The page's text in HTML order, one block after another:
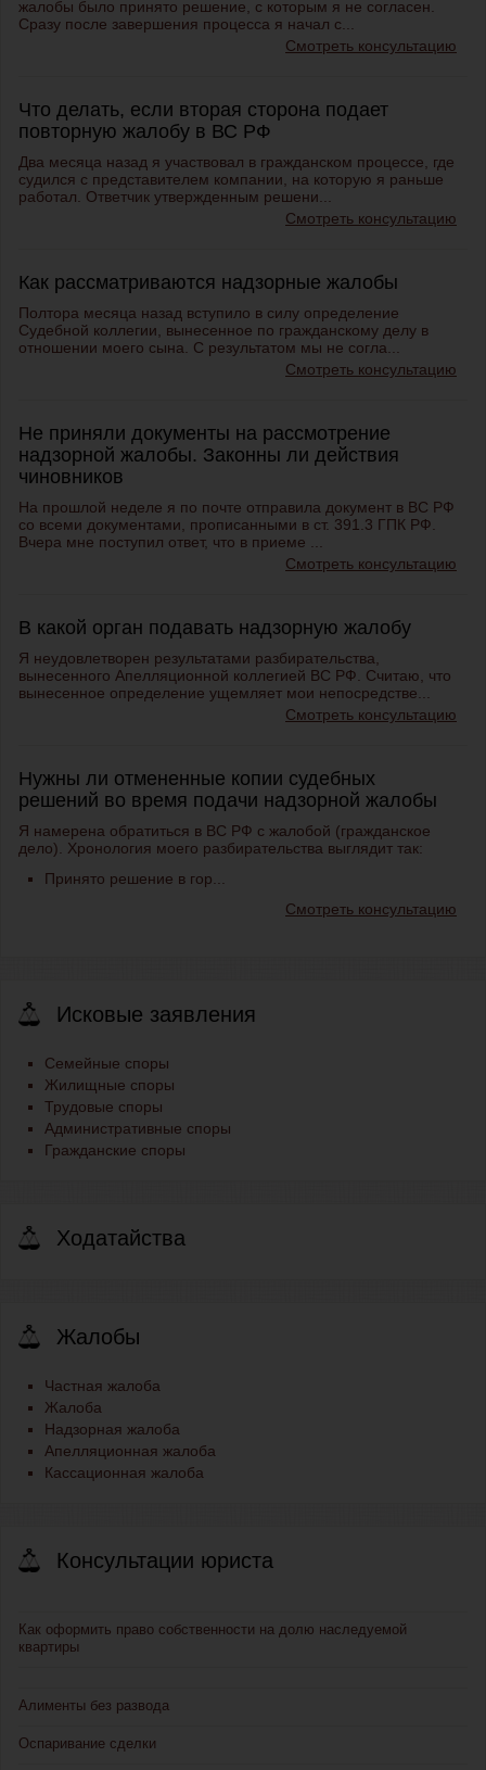
жалобы было принято решение, с которым я не согласен.
Сразу после завершения процесса я начал с...
Смотреть консультацию
Что делать, если вторая сторона подает
повторную жалобу в ВС РФ
Два месяца назад я участвовал в гражданском процессе, где
судился с представителем компании, на которую я раньше
работал. Ответчик утвержденным решени...
Смотреть консультацию
Как рассматриваются надзорные жалобы
Полтора месяца назад вступило в силу определение
Судебной коллегии, вынесенное по гражданскому делу в
отношении моего сына. С результатом мы не согла...
Смотреть консультацию
Не приняли документы на рассмотрение
надзорной жалобы. Законны ли действия
чиновников
На прошлой неделе я по почте отправила документ в ВС РФ
со всеми документами, прописанными в ст. 391.3 ГПК РФ.
Вчера мне поступил ответ, что в приеме ...
Смотреть консультацию
В какой орган подавать надзорную жалобу
Я неудовлетворен результатами разбирательства,
вынесенного Апелляционной коллегией ВС РФ. Считаю, что
вынесенное определение ущемляет мои непосредстве...
Смотреть консультацию
Нужны ли отмененные копии судебных
решений во время подачи надзорной жалобы
Я намерена обратиться в ВС РФ с жалобой (гражданское
дело). Хронология моего разбирательства выглядит так:
Принято решение в гор...
Смотреть консультацию
Исковые заявления
Семейные споры
Жилищные споры
Трудовые споры
Административные споры
Гражданские споры
Ходатайства
Жалобы
Частная жалоба
Жалоба
Надзорная жалоба
Апелляционная жалоба
Кассационная жалоба
Консультации юриста
Как оформить право собственности на долю наследуемой
квартиры
Алименты без развода
Оспаривание сделки